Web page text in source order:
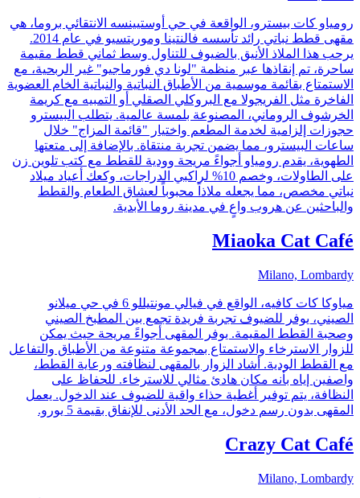
رومياو كات بيسترو، الواقعة في حي أوستيينسه الانتقائي بروما، هي
مقهى قطط نباتي رائد تأسسه فالنتينا وموريتسيو في عام 2014.
يرحب هذا الملاذ الأنيق بالضيوف للتناول وسط ثماني قطط مقيمة
ساحرة، تم إنقاذها عبر منظمة "لونا دي فورماجيو" غير الربحية، مع
الاستمتاع بقائمة موسمية من الأطباق النباتية والنباتية الخام العضوية
الفاخرة مثل الفريجولا مع البروكلي الصقلي أو التمبيه مع كريمة
الخرشوف الروماني، المصنوعة بلمسة عالمية. يتطلب البيسترو
حجوزات إلزامية لخدمة المطعم واختيار "قائمة المزاج" خلال
ساعات البيسترو، مما يضمن تجربة منتقاة. بالإضافة إلى متعتها
الطهوية، يقدم رومياو أجواءً مريحة وودية للقطط مع كتب تلوين زن
على الطاولات، وخصم 10% لراكبي الدراجات، وكعك أعياد ميلاد
نباتي مخصص، مما يجعله ملاذاً محبوباً لعشاق الطعام والقطط
والباحثين عن هروب واعٍ في مدينة روما الأبدية.
Miaoka Cat Café
Milano, Lombardy
مياوكا كات كافيه، الواقع في فيالي مونتيللو 6 في حي ميلانو
الصيني، يوفر للضيوف تجربة فريدة تجمع بين المطبخ الصيني
وصحبة القطط المقيمة. يوفر المقهى أجواءً مريحة حيث يمكن
للزوار الاسترخاء والاستمتاع بمجموعة متنوعة من الأطباق والتفاعل
مع القطط الودية. أشاد الزوار بالمقهى لنظافته ورعاية القطط،
واصفين إياه بأنه مكان هادئ مثالي للاسترخاء. للحفاظ على
النظافة، يتم توفير أغطية حذاء واقية للضيوف عند الدخول. يعمل
المقهى بدون رسم دخول، مع الحد الأدنى للإنفاق بقيمة 5 يورو.
Crazy Cat Café
Milano, Lombardy